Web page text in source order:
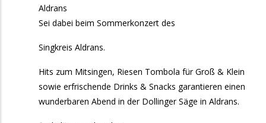
Aldrans
Sei dabei beim Sommerkonzert des
Singkreis Aldrans.
Hits zum Mitsingen, Riesen Tombola für Groß & Klein
sowie erfrischende Drinks & Snacks garantieren einen
wunderbaren Abend in der Dollinger Säge in Aldrans.